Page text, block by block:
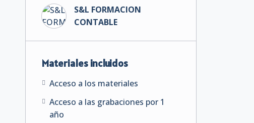
S&L FORMACION
CONTABLE
Materiales incluidos
Acceso a los materiales
Acceso a las grabaciones por 1
año